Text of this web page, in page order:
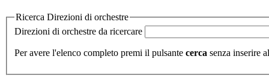
Ricerca Direzioni di orchestre
Direzioni di orchestre da ricercare
Per avere l'elenco completo premi il pulsante cerca senza inserire